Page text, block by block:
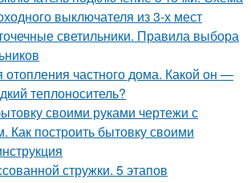
выключателя из 3-х мест
светильники. Правила выбора
отопления частного дома. Какой он —
теплоноситель?
своими руками чертежи с
Как построить бытовку своими
стружки. 5 этапов